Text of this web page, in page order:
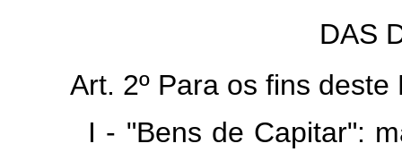
DAS
Art. 2º Para os fins deste
I - "Bens de Capitar":